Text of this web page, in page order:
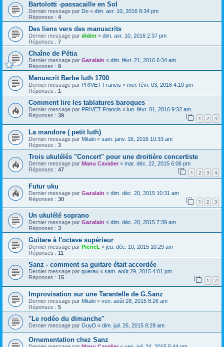
Bartolotti -passacaille en Sol
Dernier message par Do « dim. avr. 10, 2016 8:34 pm
Réponses : 4
Des liens vers des manuscrits
Dernier message par didier« dim. avr. 10, 2016 2:37 pm
Réponses : 7
Chaîne de Pétia
Dernier message par Gazalain « dim. févr. 21, 2016 6:34 am
Réponses : 9
Manuscrit Barbe luth 1700
Dernier message par PRIVET Francis « mer. févr. 03, 2016 4:10 pm
Réponses : 1
Comment lire les tablatures baroques
Dernier message par PRIVET Francis « lun. févr. 01, 2016 9:32 am
Réponses : 39 1 2 3
La mandore ( petit luth)
Dernier message par Mitaki « sam. janv. 16, 2016 10:33 am
Réponses : 3
Trois ukulélés "Concert" pour une droitière concertiste
Dernier message par Manu Cavalier « mar. déc. 22, 2015 6:06 pm
Réponses : 47 1 2 3 4
Futur uku
Dernier message par Gazalain « dim. déc. 20, 2015 10:31 am
Réponses : 30 1 2 3
Un ukulélé soprano
Dernier message par Gazalain « dim. déc. 20, 2015 7:39 am
Réponses : 3
Guitare à l'octave supérieur
Dernier message par PierreL « jeu. déc. 10, 2015 10:29 am
Réponses : 11
Sanz - comment sa guitare était accordée
Dernier message par guerau « sam. août 29, 2015 4:01 pm
Réponses : 15 1 2
Improvisation sur une Tarantelle de G.Sanz
Dernier message par Mitaki « ven. août 28, 2015 8:26 am
Réponses : 5
"Le rodéo du dimanche"
Dernier message par GuyD « dim. juil. 26, 2015 8:29 am
Ornementation chez Sanz